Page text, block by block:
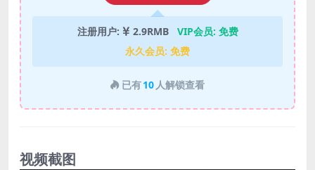
注册用户: 2.9RMB VIP会员: 免费
永久会员: 免费
已有10 人解锁查看
视频截图